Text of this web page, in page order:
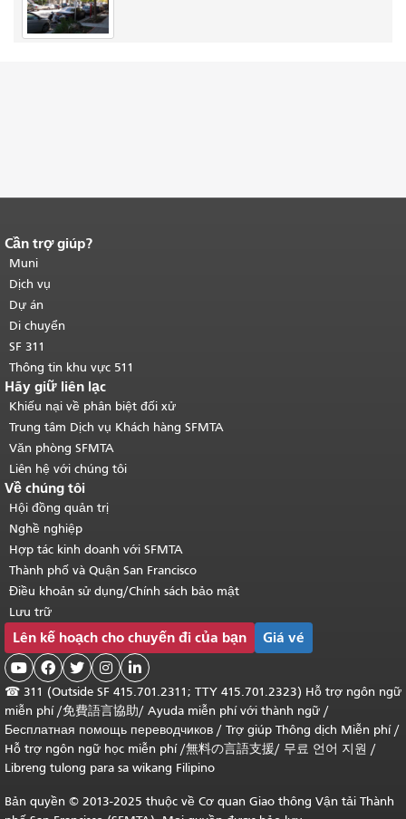
Kết thúc nội dung trang.
của trang này được lặp lại trên mọi
trang.Quay lại đầu trang nội dung
chính.
Cần trợ giúp?
Muni
Dịch vụ
Dự án
Di chuyển
SF 311
Thông tin khu vực 511
Hãy giữ liên lạc
Khiếu nại về phân biệt đối xử
Trung tâm Dịch vụ Khách hàng SFMTA
Văn phòng SFMTA
Liên hệ với chúng tôi
Về chúng tôi
Hội đồng quản trị
Nghề nghiệp
Hợp tác kinh doanh với SFMTA
Thành phố và Quận San Francisco
Điều khoản sử dụng/Chính sách bảo mật
Lưu trữ
Lên kế hoạch cho chuyến đi của bạn Giá vé
    
☎ 311 (Outside SF 415.701.2311; TTY 415.701.2323) Hỗ trợ ngôn ngữ
miễn phí /免費語言協助/ Ayuda miễn phí với thành ngữ /
Бесплатная помощь переводчиков / Trợ giúp Thông dịch Miễn phí/
Hỗ trợ ngôn ngữ học miễn phí/無料の言語支援/ 무료 언어 지원 /
Libreng tulong para sa wikang Filipino
Bản quyền © 2013-2025 thuộc về Cơ quan Giao thông Vận tải Thành